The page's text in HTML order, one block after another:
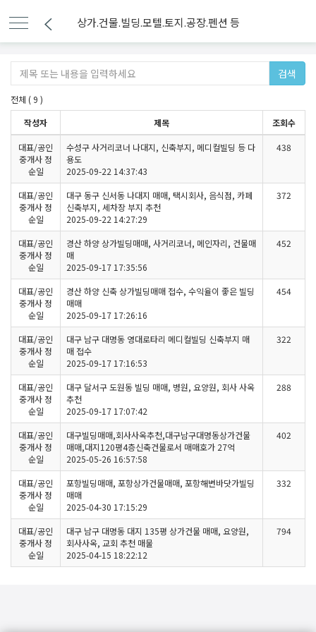
상가.건물.빌딩.모텔.토지.공장.펜션 등
검색
전체 ( 9 )
작성자
제목 조회수
대표/공인
중개사 정
순일
수성구 사거리코너 나대지, 신축부지, 메디컬빌딩 등 다
용도
2025-09-22 14:37:43
438
대표/공인
중개사 정
순일
대구 동구 신서동 나대지 매매, 택시회사, 음식점, 카페
신축부지, 세차장 부지 추천
2025-09-22 14:27:29
372
대표/공인
중개사 정
순일
경산 하양 상가빌딩매매, 사거리코너, 메인자리, 건물매
매
2025-09-17 17:35:56
452
대표/공인
중개사 정
순일
경산 하양 신축 상가빌딩매매 접수, 수익율이 좋은 빌딩
매매
2025-09-17 17:26:16
454
대표/공인
중개사 정
순일
대구 남구 대명동 영대로타리 메디컬빌딩 신축부지 매
매 접수
2025-09-17 17:16:53
322
대표/공인
중개사 정
순일
대구 달서구 도원동 빌딩 매매, 병원, 요양원, 회사 사옥
추천
2025-09-17 17:07:42
288
대표/공인
중개사 정
순일
대구빌딩매매,회사사옥추천,대구남구대명동상가건물
매매,대지120평4층신축건물로서 매매호가 27억
2025-05-26 16:57:58
402
대표/공인
중개사 정
순일
포항빌딩매매, 포항상가건물매매, 포항해변바닷가빌딩
매매
2025-04-30 17:15:29
332
대표/공인
중개사 정
순일
대구 남구 대명동 대지 135평 상가건물 매매, 요양원,
회사사옥, 교회 추천 매물
2025-04-15 18:22:12
794